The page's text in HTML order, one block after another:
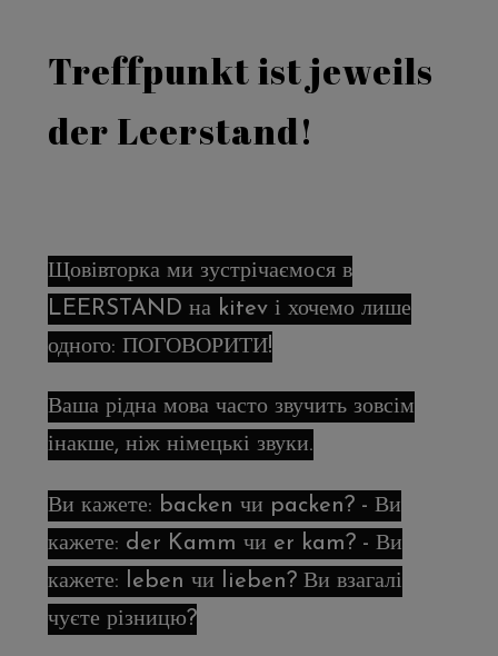
Treffpunkt ist jeweils
der Leerstand!
Щовівторка ми зустрічаємося в
LEERSTAND на kitev і хочемо лише
одного: ПОГОВОРИТИ!
Ваша рідна мова часто звучить зовсім
інакше, ніж німецькі звуки.
Ви кажете: backen чи packen? - Ви
кажете: der Kamm чи er kam? - Ви
кажете: leben чи lieben? Ви взагалі
чуєте різницю?